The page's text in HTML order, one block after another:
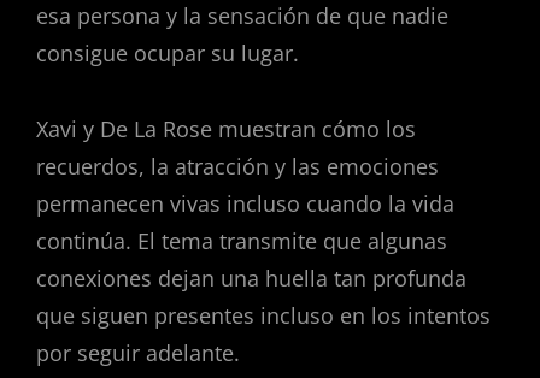
esa persona y la sensación de que nadie
consigue ocupar su lugar.
Xavi y De La Rose muestran cómo los
recuerdos, la atracción y las emociones
permanecen vivas incluso cuando la vida
continúa. El tema transmite que algunas
conexiones dejan una huella tan profunda
que siguen presentes incluso en los intentos
por seguir adelante.